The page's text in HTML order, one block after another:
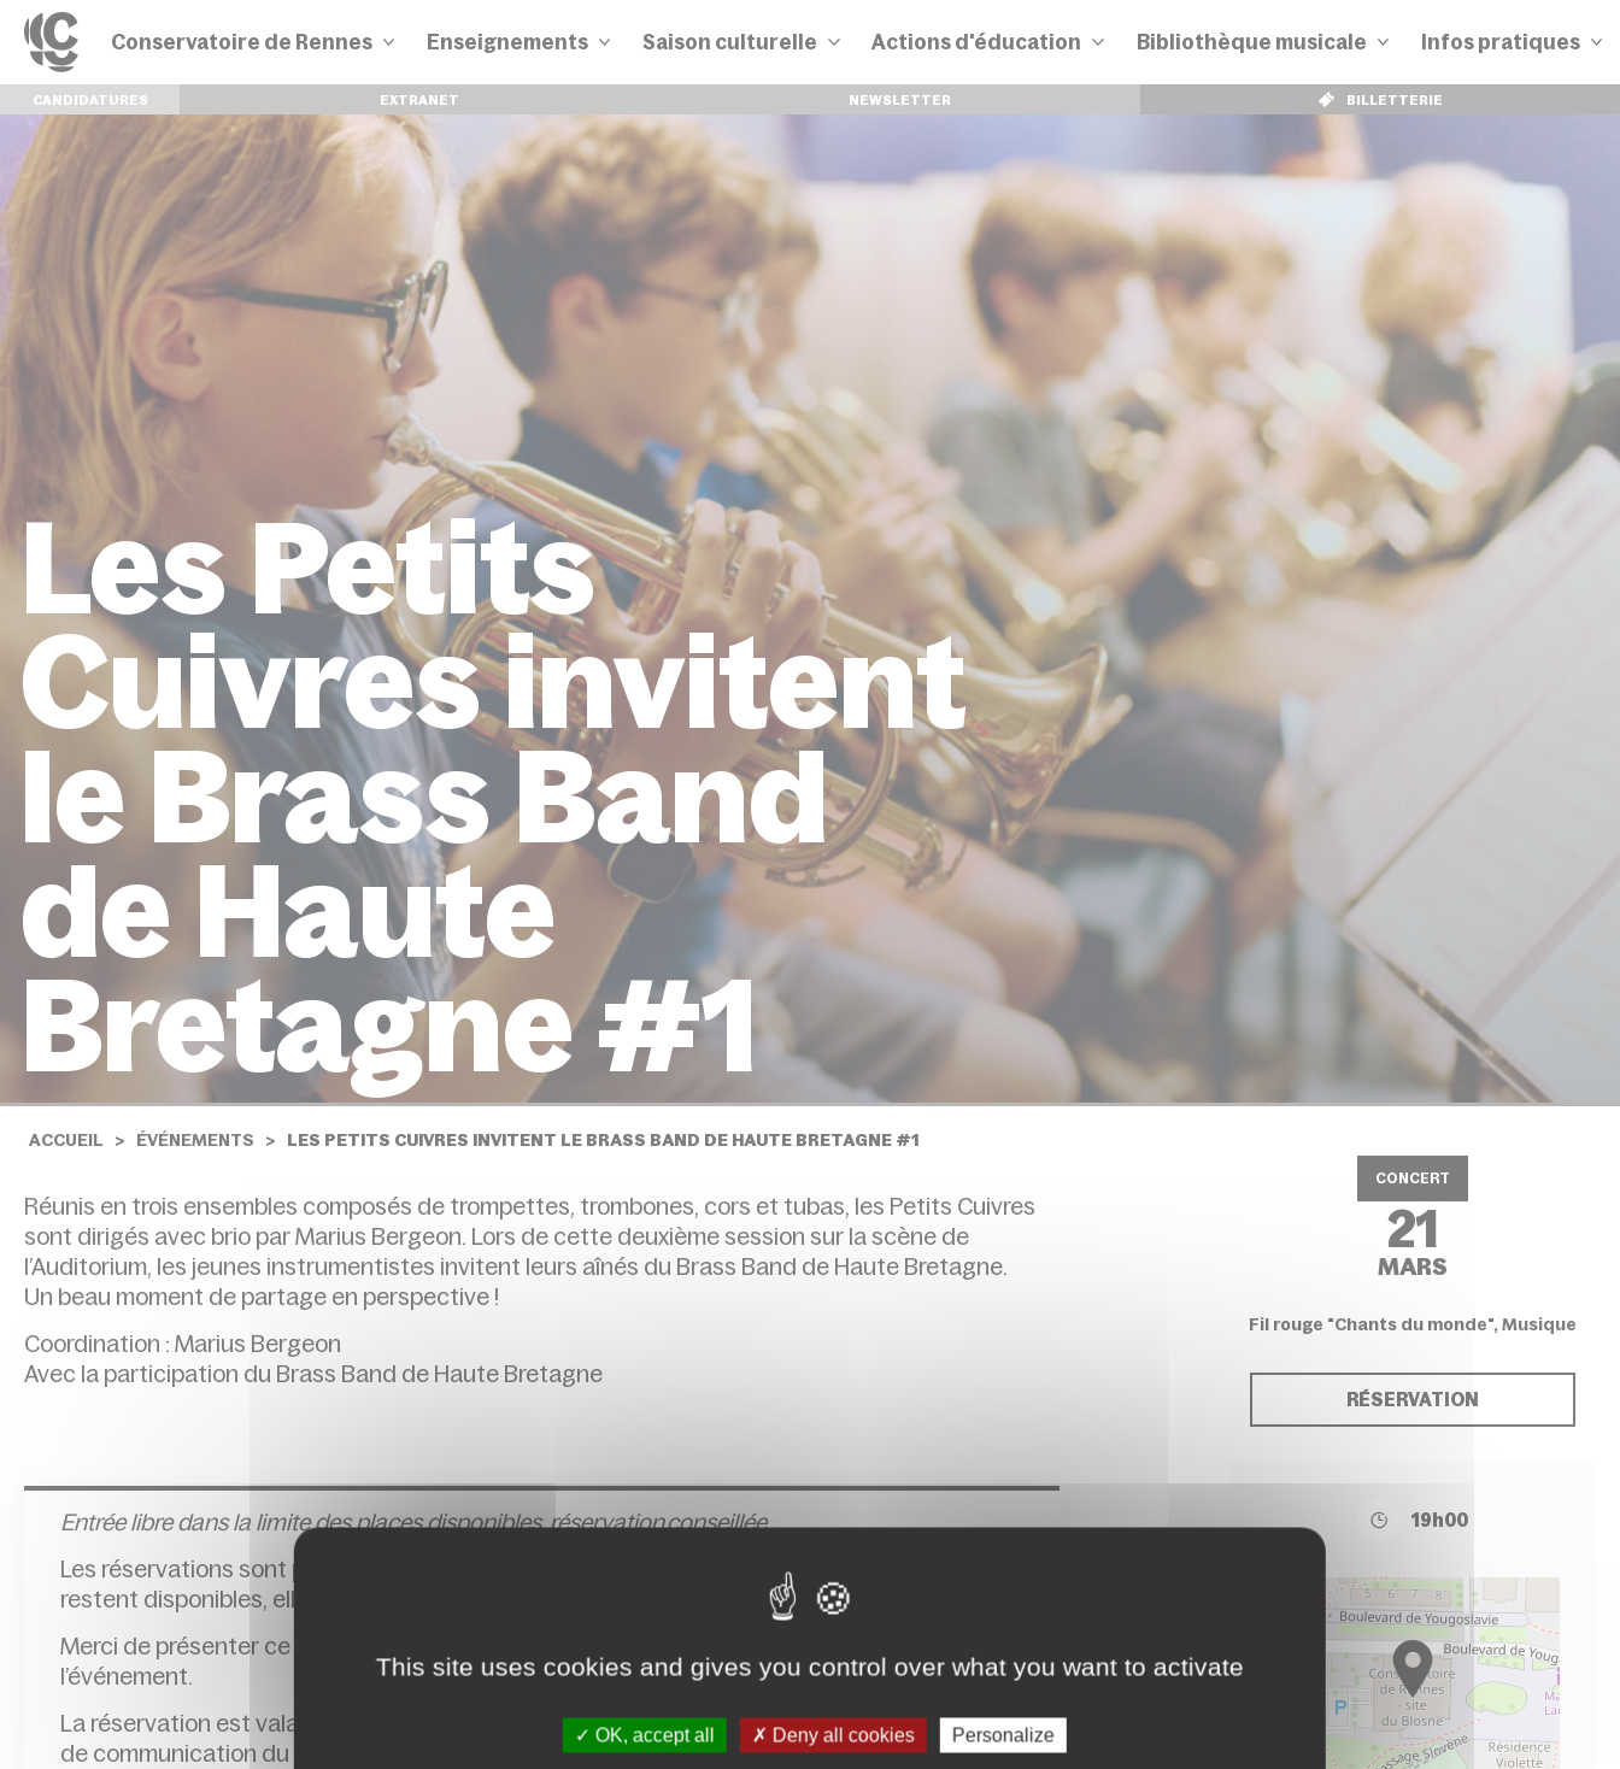
Conservatoire de Rennes Enseignements
Disciplines
Saison culturelle Actions d'éducation Bibliothèque musicale Infos pratiques
CANDIDATURES EXTRANET NEWSLETTER BILLETTERIE
Les Petits
Cuivres invitent
le Brass Band
de Haute
Bretagne #1
ACCUEIL ÉVÉNEMENTS LES PETITS CUIVRES INVITENT LE BRASS BAND DE HAUTE BRETAGNE #1
Réunis en trois ensembles composés de trompettes, trombones, cors et tubas, les Petits Cuivres
sont dirigés avec brio par Marius Bergeon. Lors de cette deuxième session sur la scène de
l’Auditorium, les jeunes instrumentistes invitent leurs aînés du Brass Band de Haute Bretagne.
Un beau moment de partage en perspective !
Coordination : Marius Bergeon
Avec la participation du Brass Band de Haute Bretagne
Entrée libre dans la limite des places disponibles,réservation conseillée
Les réservations sont possibles jusqu’à la veille du spectacle avant minuit. Si des places
restent disponibles, elles seront délivrées à l’entrée du spectacle.
Merci de présenter ce billet sur votre téléphone portable ou imprimé à l’entrée de
l’événement.
La réservation est valable jusqu’à l’heure de début du spectacle annoncée sur les supports
de communication du Conservatoire. Passé cet horaire les places non utilisées pourront
CONCERT
21
MARS
Fil rouge "Chants du monde", Musique
RÉSERVATION
19h00
This site uses cookies and gives you control over what you want to activate
OK, accept all Deny all cookies Personalize